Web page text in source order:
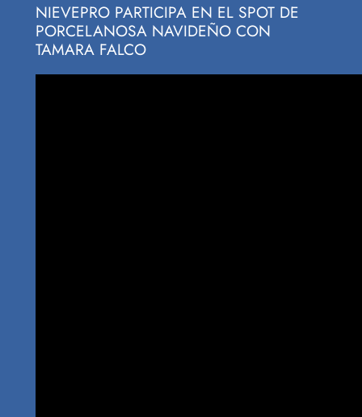
NIEVEPRO PARTICIPA EN EL SPOT DE
PORCELANOSA NAVIDEÑO CON
TAMARA FALCO